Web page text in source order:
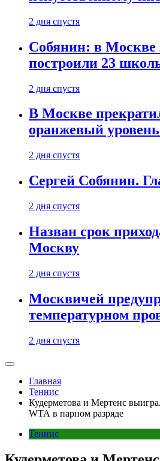
2 дня спустя
Собянин: в Москве
построили 23
2 дня спустя
В Москве
оранжевый
2 дня спустя
Сергей Собянин.
2 дня спустя
Назван срок
Москву
2 дня спустя
Москвичей
температурном
2 дня спустя
Главная
Теннис
Кудерметова и Мертенс
WTA в парном разряде
Теннис